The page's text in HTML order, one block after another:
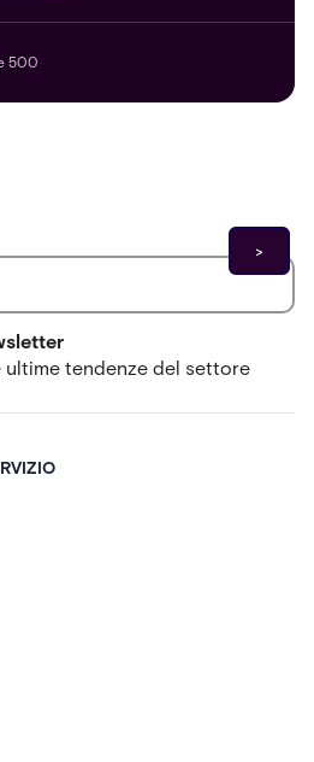
500
ultime tendenze del settore